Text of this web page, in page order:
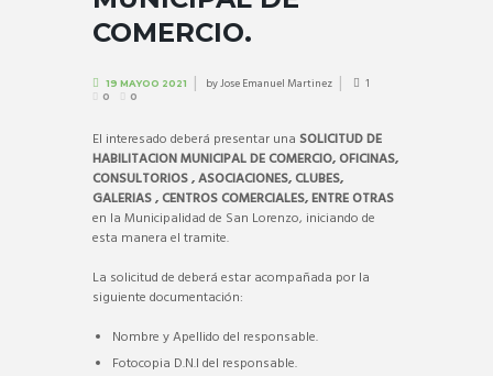
COMERCIO.
19 MAYOO 2021 byJose Emanuel Martinez 1
0 0
El interesado deberá presentar una SOLICITUD DE
HABILITACIONMUNICIPAL DE COMERCIO, OFICINAS,
CONSULTORIOS , ASOCIACIONES, CLUBES,
GALERIAS , CENTROS COMERCIALES, ENTRE OTRAS
en la Municipalidad de San Lorenzo, iniciando de
esta manera el tramite.
La solicitud de deberá estar acompañada por la
siguiente documentación:
Nombre y Apellido del responsable.
Fotocopia D.N.I del responsable.